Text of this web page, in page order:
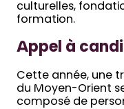
culturelles,
formation.
Appel à
Cette année, une
du Moyen-Orient
composé de